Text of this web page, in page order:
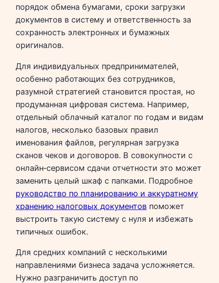
порядок обмена бумагами, сроки загрузки
документов в систему и ответственность за
сохранность электронных и бумажных
оригиналов.
Для индивидуальных предпринимателей,
особенно работающих без сотрудников,
разумной стратегией становится простая, но
продуманная цифровая система. Например,
отдельный облачный каталог по годам и видам
налогов, несколько базовых правил
именования файлов, регулярная загрузка
сканов чеков и договоров. В совокупности с
онлайн‑сервисом сдачи отчетности это может
заменить целый шкаф с папками. Подробное
руководство по планированию и аккуратному
хранению налоговых документов поможет
выстроить такую систему с нуля и избежать
типичных ошибок.
Для средних компаний с несколькими
направлениями бизнеса задача усложняется.
Нужно разграничить доступ по